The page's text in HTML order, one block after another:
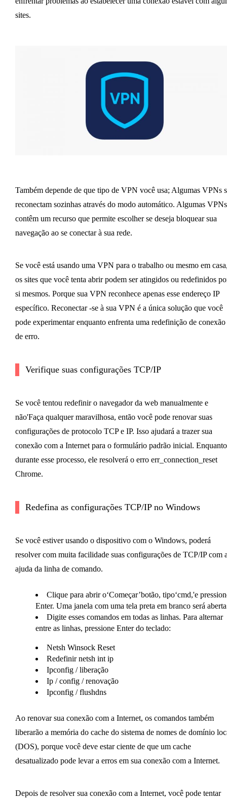
sites.
Também depende de que tipo de VPN você usa; Algumas VPNs
reconectam sozinhas através do modo automático. Algumas VPNs
contêm um recurso que permite escolher se deseja bloquear sua
navegação ao se conectar à sua rede.
Se você está usando uma VPN para o trabalho ou mesmo em
os sites que você tenta abrir podem ser atingidos ou redefinidos
si mesmos. Porque sua VPN reconhece apenas esse endereço IP
específico. Reconectar -se à sua VPN é a única solução que você
pode experimentar enquanto enfrenta uma redefinição de conexão
de erro.
Verifique suas configurações TCP/IP
Se você tentou redefinir o navegador da web manualmente e
não'Faça qualquer maravilhosa, então você pode renovar suas
configurações de protocolo TCP e IP. Isso ajudará a trazer sua
conexão com a Internet para o formulário padrão inicial. Enquanto
durante esse processo, ele resolverá o erro err_connection_reset
Chrome.
Redefina as configurações TCP/IP no Windows
Se você estiver usando o dispositivo com o Windows, poderá
resolver com muita facilidade suas configurações de TCP/IP com
ajuda da linha de comando.
Clique para abrir o‘Começar’botão, tipo‘cmd,'e
Enter. Uma janela com uma tela preta em branco será
Digite esses comandos em todas as linhas. Para alternar
entre as linhas, pressione Enter do teclado:
Netsh Winsock Reset
Redefinir netsh int ip
Ipconfig / liberação
Ip / config / renovação
Ipconfig / flushdns
Ao renovar sua conexão com a Internet, os comandos também
liberarão a memória do cache do sistema de nomes de domínio
(DOS), porque você deve estar ciente de que um cache
desatualizado pode levar a erros em sua conexão com a Internet.
Depois de resolver sua conexão com a Internet, você pode tentar